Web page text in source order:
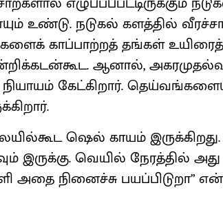
உண்டு. நடுகல் களத்தில்
காப்பாற்றத் தங்கள்
ஆனால்,
நியாயம் கேட்கிறார்.
ஷெல் காயம்
இருக்கு. வெயில் நேரத்தில்
அதை நினைச்சு பயப்பிடுறா”